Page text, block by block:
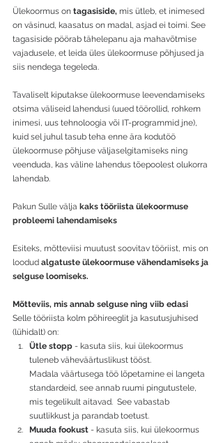
Ülekoormus on tagasiside, mis ütleb, et inimesed
on väsinud, kaasatus on madal, asjad ei toimi. See
tagasiside pöörab tähelepanu aja mahavõtmise
vajadusele, et leida üles ülekoormuse põhjused ja
siis nendega tegeleda.
Tavaliselt kiputakse ülekoormuse leevendamiseks
otsima väliseid lahendusi (uued töörollid, rohkem
inimesi, uus tehnoloogia või IT-programmid jne),
kuid sel juhul tasub teha enne ära kodutöö
ülekoormuse põhjuse väljaselgitamiseks ning
veenduda, kas väline lahendus tõepoolest olukorra
lahendab.
Pakun Sulle välja kaks tööriista ülekoormuse
probleemi lahendamiseks
Esiteks, mõtteviisi muutust soovitav tööriist, mis on
loodud algatuste ülekoormuse vähendamiseks ja
selguse loomiseks.
Mõtteviis, mis annab selguse ning viib edasi
Selle tööriista kolm põhireeglit ja kasutusjuhised
(lühidalt) on:
Ütle stopp - kasuta siis, kui ülekoormus
tuleneb väheväärtuslikust tööst.
Madala väärtusega töö lõpetamine ei langeta
standardeid, see annab ruumi pingutustele,
mis tegelikult aitavad. See vabastab
suutlikkust ja parandab toetust.
Muuda fookust - kasuta siis, kui ülekoormus